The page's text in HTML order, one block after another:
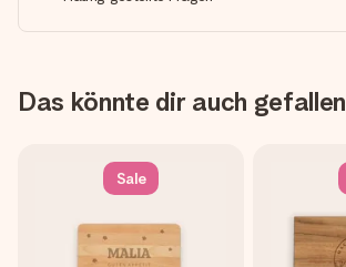
Das könnte dir auch gefallen
Sale